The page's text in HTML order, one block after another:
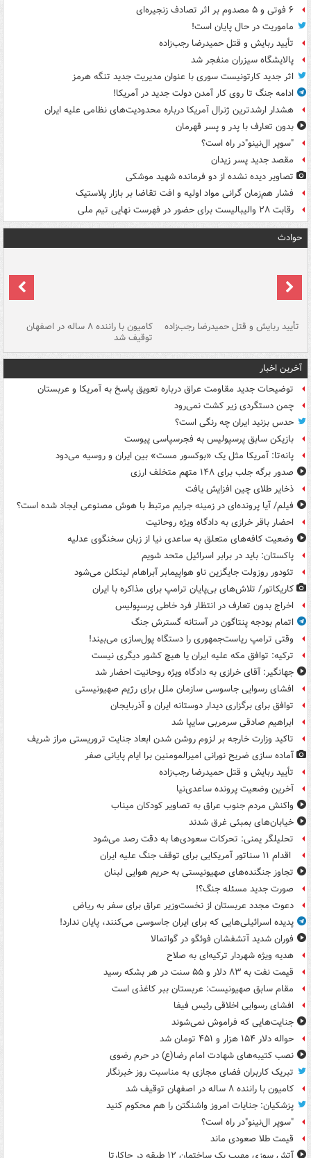
۶ فوتی و ۵ مصدوم بر اثر تصادف زنجیره‌ای
ماموریت در حال پایان است!
تأیید ربایش و قتل حمیدرضا رجب‌زاده
پالایشگاه سیزران منفجر شد
اثر جدید کارتونیست سوری با عنوان مدیریت جدید تنگه هرمز
ادامه جنگ تا روی کار آمدن دولت جدید در آمریکا!
هشدار ارشدترین ژنرال آمریکا درباره محدودیت‌های نظامی علیه ایران
بدون تعارف با پدر و پسر قهرمان
"سوپر ال‌نینو"در راه است؟
مقصد جدید پسر زیدان
تصاویر دیده‌ نشده از دو فرمانده شهید موشکی
فشار هم‌زمان گرانی مواد اولیه و افت تقاضا بر بازار پلاستیک
رقابت ۲۸ والیبالیست برای حضور در فهرست نهایی تیم ملی
حوادث
تأیید ربایش و قتل حمیدرضا رجب‌زاده کامیون با راننده ۸ ساله در اصفهان
توقیف شد
آخرین اخبار
توضیحات جدید مقاومت عراق درباره تعویق پاسخ به آمریکا و عربستان
چمن دستگردی زیر کشت نمی‌رود
حدس بزنید ایران چه رنگی است؟
بازیکن سابق پرسپولیس به فجرسپاسی پیوست
پانه‌تا: آمریکا مثل یک «بوکسور مست» بین ایران و روسیه می‌دود
صدور برگه جلب برای ۱۴۸ متهم متخلف ارزی
ذخایر طلای چین افزایش یافت
فیلم/ آیا پرونده‌ای در زمینه جرایم مرتبط با هوش مصنوعی ایجاد شده است؟
احضار باقر خرازی به دادگاه ویژه روحانیت
وضعیت کافه‌های متعلق به ساعدی نیا از زبان سخنگوی عدلیه
پاکستان: باید در برابر اسرائیل متحد شویم
تئودور روزولت جایگزین ناو هواپیمابر آبراهام لینکلن می‌شود
کاریکاتور/ تلاش‌های بی‌پایان ترامپ برای مذاکره با ایران
اخراج بدون تعارف در انتظار فرد خاطی پرسپولیس
اتمام بودجه پنتاگون در آستانه گسترش جنگ
وقتی ترامپ ریاست‌جمهوری را دستگاه پول‌سازی می‌بیند!
ترکیه: توافق مکه علیه ایران یا هیچ کشور دیگری نیست
جهانگیر: آقای خرازی به دادگاه ویژه روحانیت احضار شد
افشای رسوایی جاسوسی سازمان ملل برای رژیم صهیونیستی
توافق برای برگزاری دیدار دوستانه ایران و آذربایجان
ابراهیم صادقی سرمربی سایپا شد
تاکید وزارت خارجه بر لزوم روشن شدن ابعاد جنایت تروریستی مراز شریف
آماده سازی ضریح نورانی امیرالمومنین برا ایام پایانی صفر
تأیید ربایش و قتل حمیدرضا رجب‌زاده
آخرین وضعیت پرونده ساعدی‌نیا
واکنش مردم جنوب عراق به تصاویر کودکان میناب
خیابان‌های بمبئی غرق شدند
تحلیلگر یمنی: تحرکات سعودی‌ها به دقت رصد می‌شود
اقدام ۱۱ سناتور آمریکایی برای توقف جنگ علیه ایران
تجاوز جنگنده‌های صهیونیستی به حریم هوایی لبنان
صورت جدید مسئله جنگ؟!
دعوت مجدد عربستان از نخست‌وزیر عراق برای سفر به ریاض
پدیده اسرائیلی‌هایی که برای ایران جاسوسی می‌کنند، پایان ندارد!
فوران شدید آتشفشان فوئگو در گواتمالا
هدیه ویژه شهردار ترکیه‌ای به صلاح
قیمت نفت به ۸۳ دلار و ۵۵ سنت در هر بشکه رسید
مقام سابق صهیونیست: عربستان ببر کاغذی است
افشای رسوایی اخلاقی رئیس فیفا
جنایت‌هایی که فراموش نمی‌شوند
حواله دلار ۱۵۴ هزار و ۴۵۱ تومان شد
نصب کتیبه‌های شهادت امام رضا(ع) در حرم رضوی
تبریک کاربران فضای مجازی به مناسبت روز خبرنگار
کامیون با راننده ۸ ساله در اصفهان توقیف شد
پزشکیان: جنایات امروز واشنگتن را هم محکوم کنید
"سوپر ال‌نینو"در راه است؟
قیمت طلا صعودی ماند